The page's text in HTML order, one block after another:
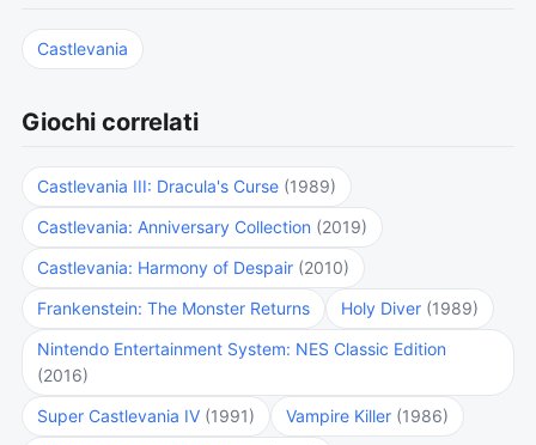
Castlevania
Giochi correlati
Castlevania III: Dracula's Curse (1989)
Castlevania: Anniversary Collection (2019)
Castlevania: Harmony of Despair (2010)
Frankenstein: The Monster Returns
Holy Diver (1989)
Nintendo Entertainment System: NES Classic Edition
(2016)
Super Castlevania IV (1991) Vampire Killer (1986)